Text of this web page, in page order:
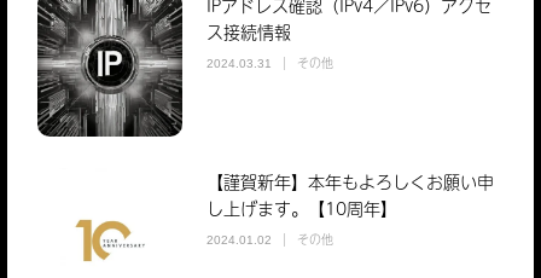
ス接続情報
2024.03.31 その他
【謹賀新年】本年もよろしくお願い申
し上げます。【10周年】
2024.01.02 その他